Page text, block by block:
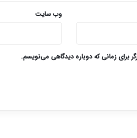
وب‌ سایت
برای زمانی که دوباره دیدگاهی می‌نویسم.